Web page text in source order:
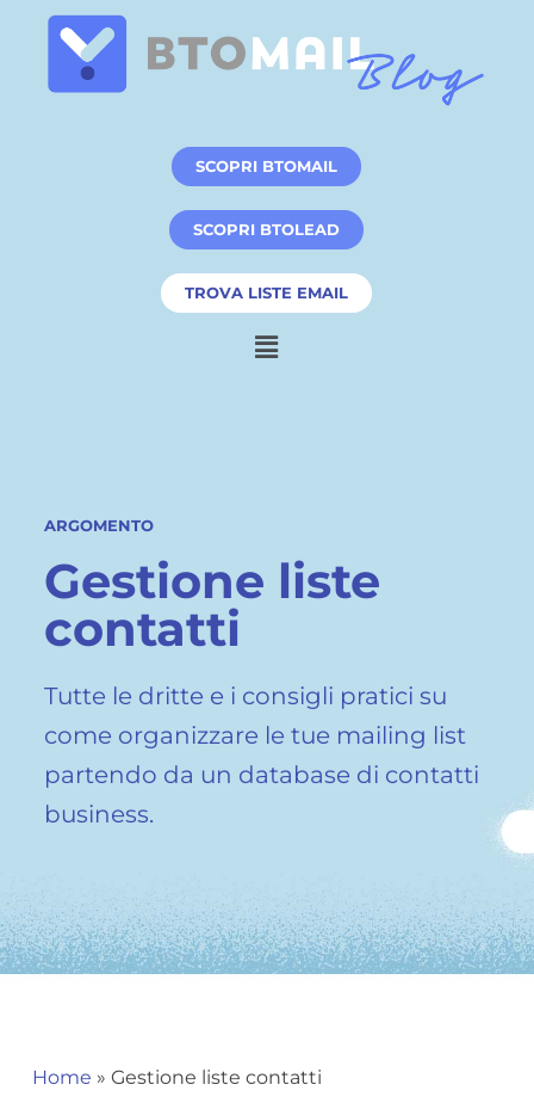
SCOPRI BTOMAIL
SCOPRI BTOLEAD
TROVA LISTE EMAIL
ARGOMENTO
Gestione liste
contatti
Tutte le dritte e i consigli pratici su
come organizzare le tue mailing list
partendo da un database di contatti
business.
Home » Gestione liste contatti